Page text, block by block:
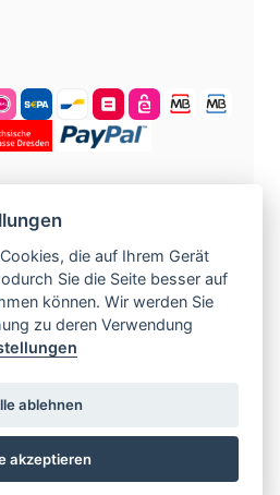
traumfrauen.de.
vorbehalten.
ANMELDEN
www.loveineurope.eu|
die auf Ihrem Gerät
Sie die Seite besser auf
können. Wir werden Sie
zu deren Verwendung
ablehnen
akzeptieren